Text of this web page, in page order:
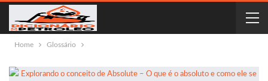
Home Glossário